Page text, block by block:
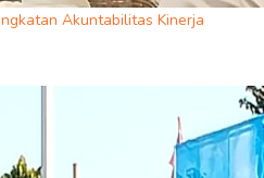
Akuntabilitas Kinerja